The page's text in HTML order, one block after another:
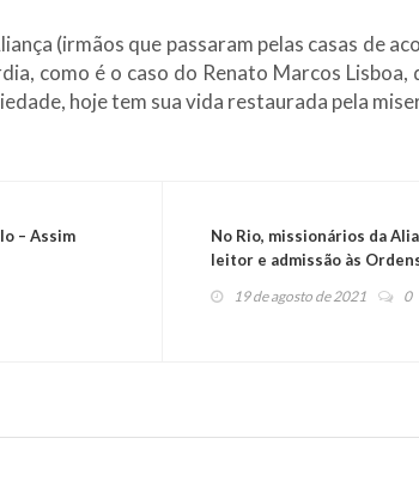
(irmãos que passaram pelas casas de
como é o caso do Renato Marcos Lisboa,
hoje tem sua vida restaurada pela
– Assim
No Rio, missionários da
leitor e admissão às
19 de agosto de 2021 0